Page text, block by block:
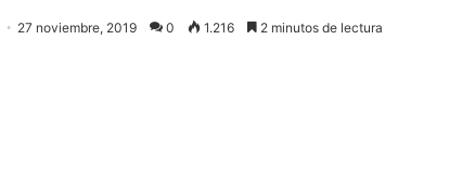
27 noviembre, 2019 0 1.216 2 minutos de lectura